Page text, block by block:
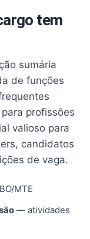
tem
sumária
de funções
profissões
valioso para
candidatos
de vaga.
MTE
— atividades